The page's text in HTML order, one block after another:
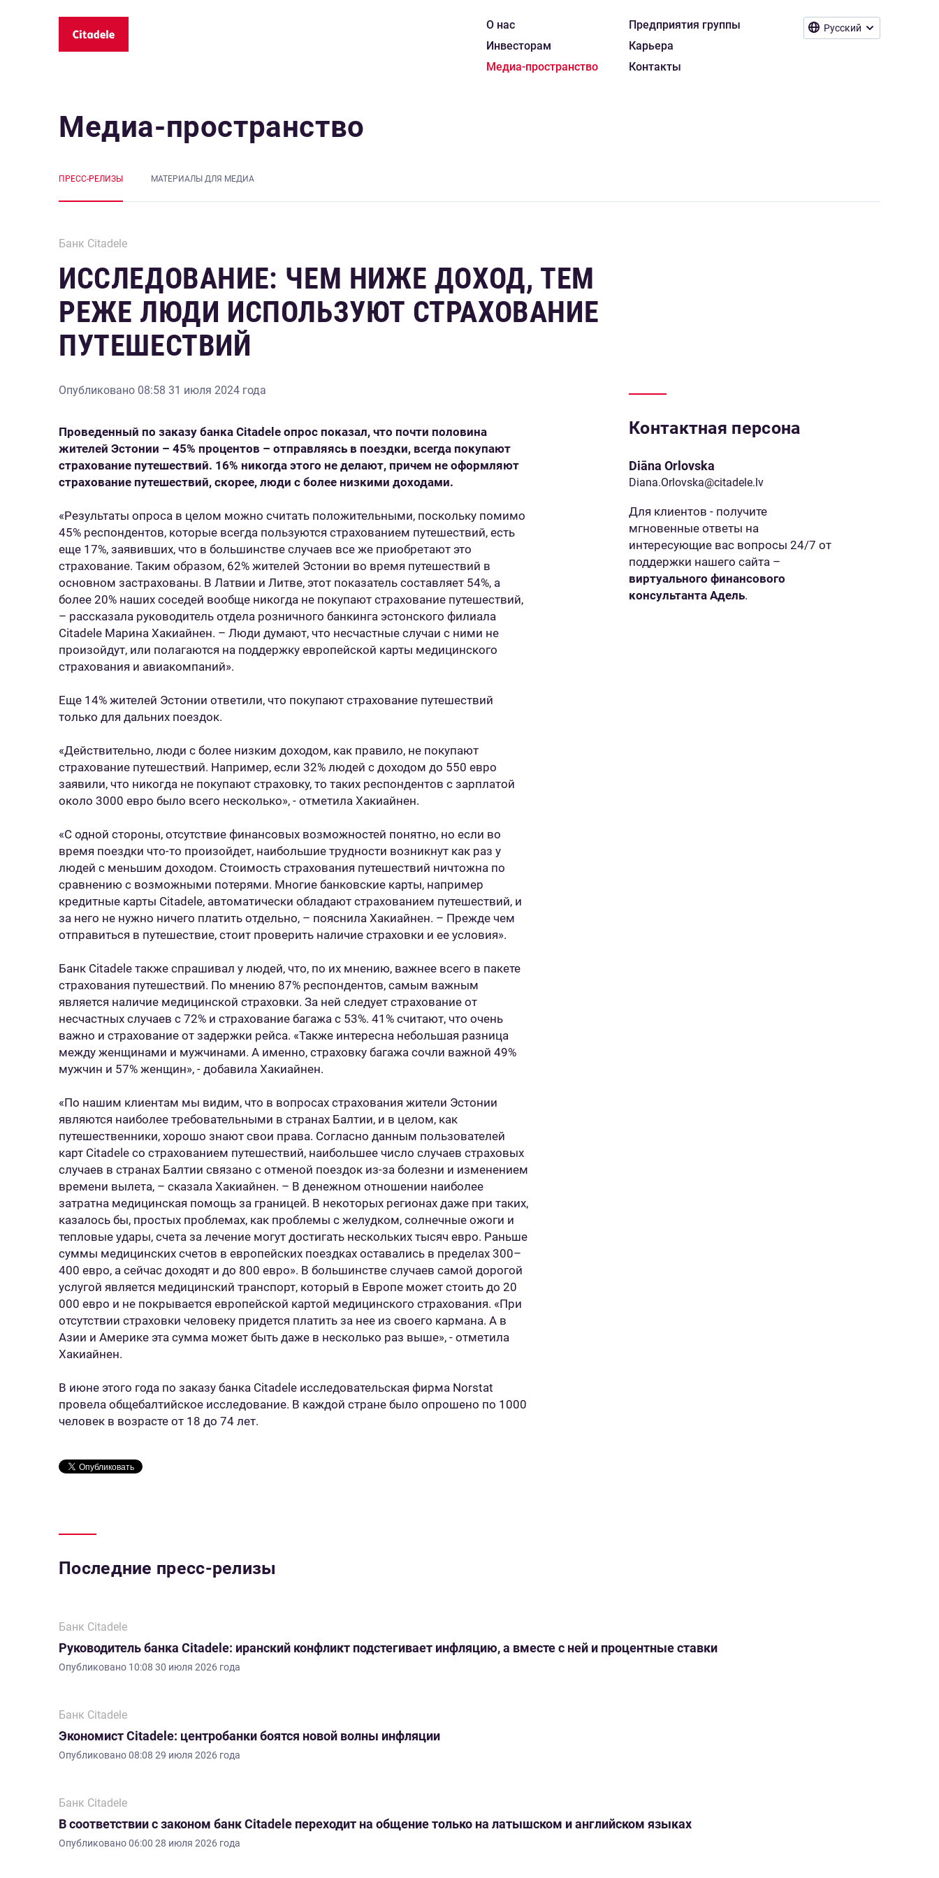
Русский
О нас
Инвесторам
Медиа-пространство
Предприятия группы
Карьера
Контакты
Медиа-пространство
ПРЕСС-РЕЛИЗЫ MАТЕРИАЛЫ ДЛЯ МЕДИА
Банк Citadele
ИССЛЕДОВАНИЕ: ЧЕМ НИЖЕ ДОХОД, ТЕМ
РЕЖЕ ЛЮДИ ИСПОЛЬЗУЮТ СТРАХОВАНИЕ
ПУТЕШЕСТВИЙ
Опубликовано 08:58 31 июля 2024 года
Проведенный по заказу банка Citadele опрос показал, что почти половина
жителей Эстонии – 45% процентов – отправляясь в поездки, всегда покупают
страхование путешествий. 16% никогда этого не делают, причем не оформляют
страхование путешествий, скорее, люди с более низкими доходами.
«Результаты опроса в целом можно считать положительными, поскольку помимо
45% респондентов, которые всегда пользуются страхованием путешествий, есть
еще 17%, заявивших, что в большинстве случаев все же приобретают это
страхование. Таким образом, 62% жителей Эстонии во время путешествий в
основном застрахованы. В Латвии и Литве, этот показатель составляет 54%, а
более 20% наших соседей вообще никогда не покупают страхование путешествий,
– рассказала руководитель отдела розничного банкинга эстонского филиала
Citadele Марина Хакиайнен. – Люди думают, что несчастные случаи с ними не
произойдут, или полагаются на поддержку европейской карты медицинского
страхования и авиакомпаний».
Еще 14% жителей Эстонии ответили, что покупают страхование путешествий
только для дальних поездок.
«Действительно, люди с более низким доходом, как правило, не покупают
страхование путешествий. Например, если 32% людей с доходом до 550 евро
заявили, что никогда не покупают страховку, то таких респондентов с зарплатой
около 3000 евро было всего несколько», - отметила Хакиайнен.
«С одной стороны, отсутствие финансовых возможностей понятно, но если во
время поездки что-то произойдет, наибольшие трудности возникнут как раз у
людей с меньшим доходом. Стоимость страхования путешествий ничтожна по
сравнению с возможными потерями. Многие банковские карты, например
кредитные карты Citadele, автоматически обладают страхованием путешествий, и
за него не нужно ничего платить отдельно, – пояснила Хакиайнен. – Прежде чем
отправиться в путешествие, стоит проверить наличие страховки и ее условия».
Банк Citadele также спрашивал у людей, что, по их мнению, важнее всего в пакете
страхования путешествий. По мнению 87% респондентов, самым важным
является наличие медицинской страховки. За ней следует страхование от
несчастных случаев с 72% и страхование багажа с 53%. 41% считают, что очень
важно и страхование от задержки рейса. «Также интересна небольшая разница
между женщинами и мужчинами. А именно, страховку багажа сочли важной 49%
мужчин и 57% женщин», - добавила Хакиайнен.
«По нашим клиентам мы видим, что в вопросах страхования жители Эстонии
являются наиболее требовательными в странах Балтии, и в целом, как
путешественники, хорошо знают свои права. Согласно данным пользователей
карт Citadele со страхованием путешествий, наибольшее число случаев страховых
случаев в странах Балтии связано с отменой поездок из-за болезни и изменением
времени вылета, – сказала Хакиайнен. – В денежном отношении наиболее
затратна медицинская помощь за границей. В некоторых регионах даже при таких,
казалось бы, простых проблемах, как проблемы с желудком, солнечные ожоги и
тепловые удары, счета за лечение могут достигать нескольких тысяч евро. Раньше
суммы медицинских счетов в европейских поездках оставались в пределах 300–
400 евро, а сейчас доходят и до 800 евро». В большинстве случаев самой дорогой
услугой является медицинский транспорт, который в Европе может стоить до 20
000 евро и не покрывается европейской картой медицинского страхования. «При
отсутствии страховки человеку придется платить за нее из своего кармана. А в
Азии и Америке эта сумма может быть даже в несколько раз выше», - отметила
Хакиайнен.
В июне этого года по заказу банка Citadele исследовательская фирма Norstat
провела общебалтийское исследование. В каждой стране было опрошено по 1000
человек в возрасте от 18 до 74 лет.
Контактная персона
Diāna Orlovska
Diana.Orlovska@citadele.lv
Для клиентов - получите
мгновенные ответы на
интересующие вас вопросы 24/7 от
поддержки нашего сайта –
виртуального финансового
консультанта Адель.
Последние пресс-релизы
Банк Citadele
Руководитель банка Citadele: иранский конфликт подстегивает инфляцию, а вместе с ней и процентные ставки
Опубликовано 10:08 30 июля 2026 года
Банк Citadele
Экономист Citadele: центробанки боятся новой волны инфляции
Опубликовано08:08 29 июля 2026 года
Банк Citadele
В соответствии с законом банк Citadele переходит на общение только на латышском и английском языках
Опубликовано06:00 28 июля 2026 года